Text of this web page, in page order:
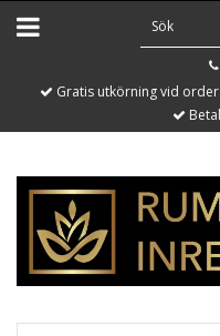
Gratis utkörning vid